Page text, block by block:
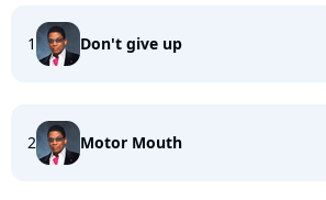
1 Don't give up
2 Motor Mouth